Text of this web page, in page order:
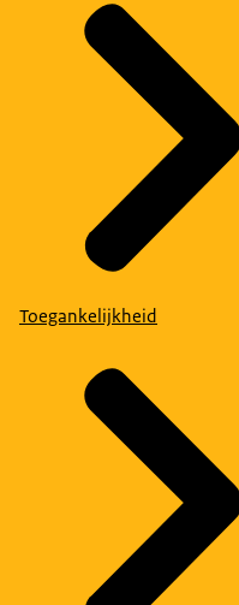
Toegankelijkheid